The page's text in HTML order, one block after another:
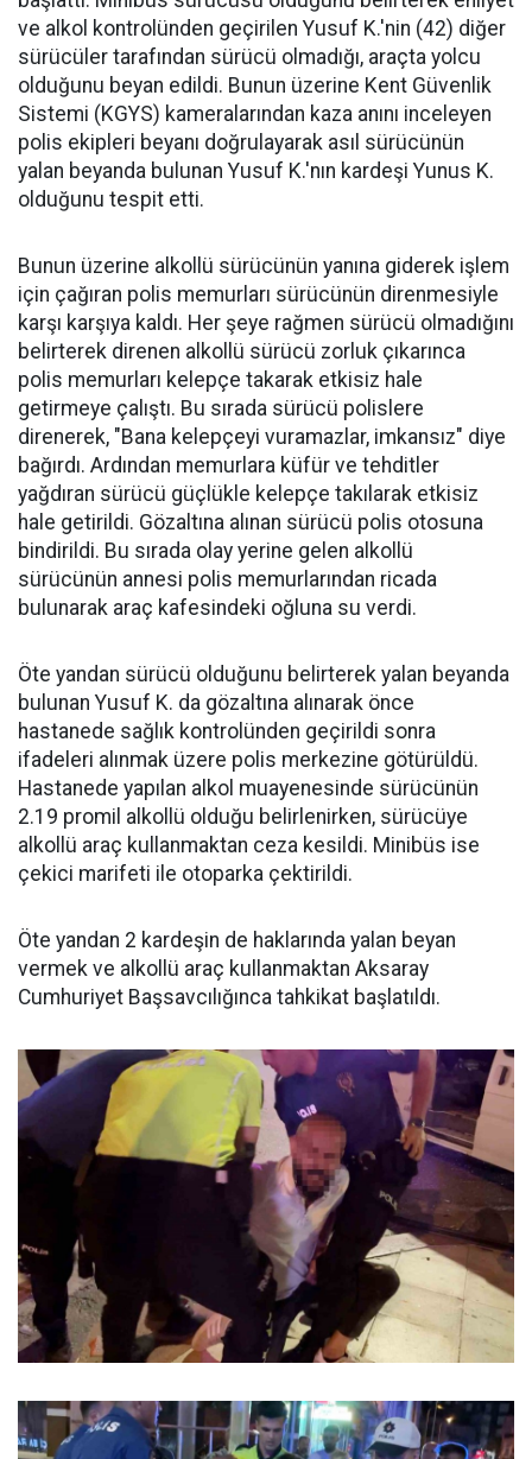
ve alkol kontrolünden geçirilen Yusuf K.'nin (42) diğer
sürücüler tarafından sürücü olmadığı, araçta yolcu
olduğunu beyan edildi. Bunun üzerine Kent Güvenlik
Sistemi (KGYS) kameralarından kaza anını inceleyen
polis ekipleri beyanı doğrulayarak asıl sürücünün
yalan beyanda bulunan Yusuf K.'nın kardeşi Yunus K.
olduğunu tespit etti.
Bunun üzerine alkollü sürücünün yanına giderek işlem
için çağıran polis memurları sürücünün direnmesiyle
karşı karşıya kaldı. Her şeye rağmen sürücü olmadığını
belirterek direnen alkollü sürücü zorluk çıkarınca
polis memurları kelepçe takarak etkisiz hale
getirmeye çalıştı. Bu sırada sürücü polislere
direnerek, "Bana kelepçeyi vuramazlar, imkansız" diye
bağırdı. Ardından memurlara küfür ve tehditler
yağdıran sürücü güçlükle kelepçe takılarak etkisiz
hale getirildi. Gözaltına alınan sürücü polis otosuna
bindirildi. Bu sırada olay yerine gelen alkollü
sürücünün annesi polis memurlarından ricada
bulunarak araç kafesindeki oğluna su verdi.
Öte yandan sürücü olduğunu belirterek yalan beyanda
bulunan Yusuf K. da gözaltına alınarak önce
hastanede sağlık kontrolünden geçirildi sonra
ifadeleri alınmak üzere polis merkezine götürüldü.
Hastanede yapılan alkol muayenesinde sürücünün
2.19 promil alkollü olduğu belirlenirken, sürücüye
alkollü araç kullanmaktan ceza kesildi. Minibüs ise
çekici marifeti ile otoparka çektirildi.
Öte yandan 2 kardeşin de haklarında yalan beyan
vermek ve alkollü araç kullanmaktan Aksaray
Cumhuriyet Başsavcılığınca tahkikat başlatıldı.